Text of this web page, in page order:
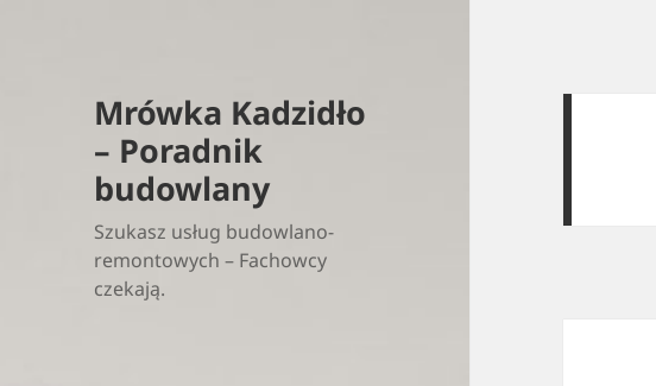
Mrówka Kadzidło
– Poradnik
budowlany
Szukasz usług budowlano-
remontowych – Fachowcy
czekają.